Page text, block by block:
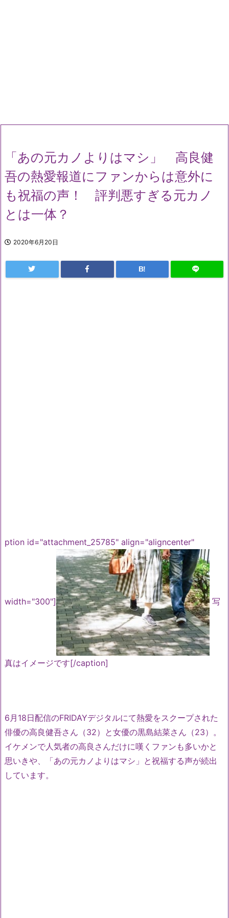
「あの元カノよりはマシ」 高良健
吾の熱愛報道にファンからは意外に
も祝福の声！ 評判悪すぎる元カノ
とは一体？
2020年6月20日
B!
ption id="attachment_25785" align="aligncenter"
width="300"] 写
真はイメージです[/caption]
6月18日配信のFRIDAYデジタルにて熱愛をスクープされた
俳優の高良健吾さん（32）と女優の黒島結菜さん（23）。
イケメンで人気者の高良さんだけに嘆くファンも多いかと
思いきや、「あの元カノよりはマシ」と祝福する声が続出
しています。